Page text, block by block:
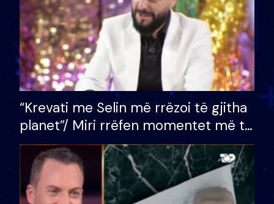
“Krevati me Selin më rrëzoi të gjitha
planet”/ Miri rrëfen momentet më të
bukura në shtëpinë e BB VIP: Do më
mungojë zilja e mëngjesit kur…